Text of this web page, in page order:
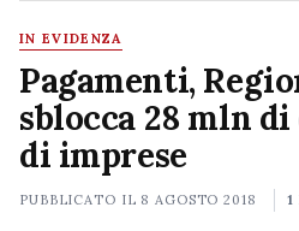
IN EVIDENZA
Pagamenti,
sblocca 28 mln
di imprese
PUBBLICATO IL 8 AGOSTO 2018 1